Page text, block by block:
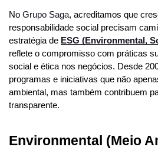
No Grupo Saga, acreditamos que
responsabilidade social precisam
estratégia de ESG (Environmental,
reflete o compromisso com práticas
social e ética nos negócios. Desde
programas e iniciativas que não
ambiental, mas também contribuem
transparente.
Environmental (Meio